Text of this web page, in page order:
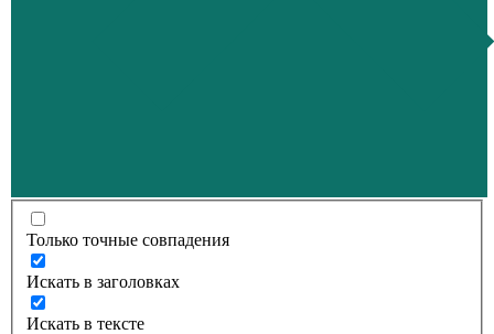
Только точные совпадения
Искать в заголовках
Искать в тексте